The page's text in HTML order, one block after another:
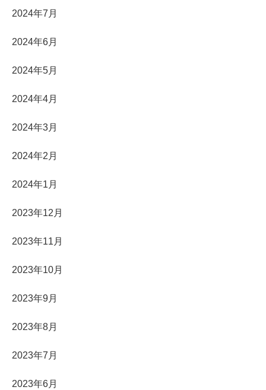
2024年7月
2024年6月
2024年5月
2024年4月
2024年3月
2024年2月
2024年1月
2023年12月
2023年11月
2023年10月
2023年9月
2023年8月
2023年7月
2023年6月